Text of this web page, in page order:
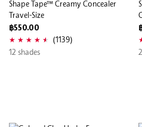
Shape Tape™ Creamy Concealer
Travel-Size
฿550.00
(1139)
12 shades